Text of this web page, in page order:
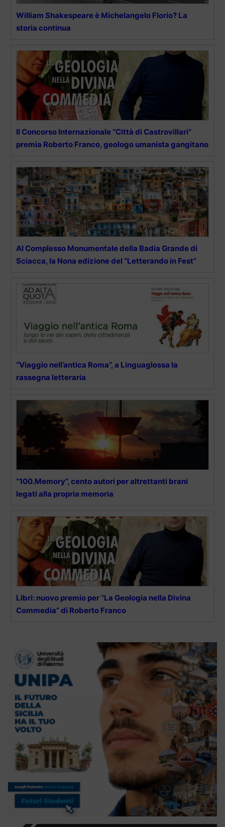
William Shakespeare è Michelangelo Florio? La
storia continua
Il Concorso Internazionale “Città di Castrovillari”
premia Roberto Franco, geologo umanista gangitano
Al Complesso Monumentale della Badia Grande di
Sciacca, la Nona edizione del “Letterando in Fest”
“Viaggio nell’antica Roma”, a Linguaglossa la
rassegna letteraria
“100.Memory”, cento autori per altrettanti brani
legati alla propria memoria
Libri: nuovo premio per “La Geologia nella Divina
Commedia” di Roberto Franco